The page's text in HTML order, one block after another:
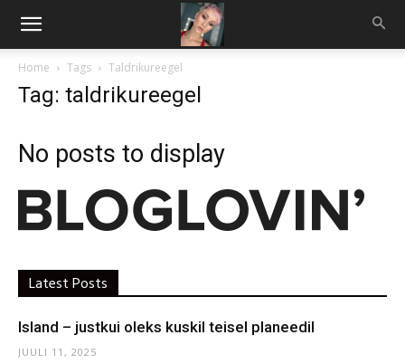
Home Tags Taldrikureegel
Tag: taldrikureegel
No posts to display
Latest Posts
Island – justkui oleks kuskil teisel planeedil
JUULI 11, 2025